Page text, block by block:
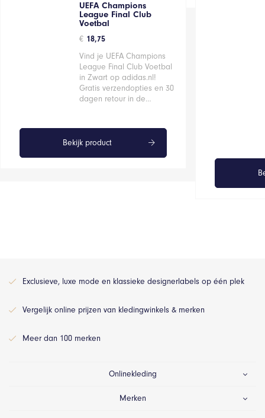
UEFA Champions
League Final Club
Voetbal
€ 18,75
Vind je UEFA Champions
League Final Club Voetbal
in Zwart op adidas.nl!
Gratis verzendopties en 30
dagen retour in de…
Bekijk product
Exclusieve, luxe mode en klassieke designerlabels op één plek
Vergelijk online prijzen van kledingwinkels & merken
Meer dan 100 merken
Onlinekleding
Merken